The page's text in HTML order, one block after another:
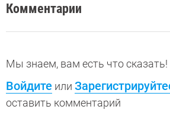
Комментарии
Мы знаем, вам есть что сказать!
Войдите или
оставить комментарий